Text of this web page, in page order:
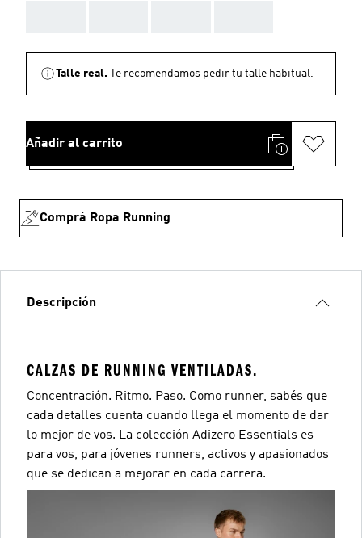
Talle real. Te recomendamos pedir tu talle habitual.
Añadir al carrito
Comprá Ropa Running
Descripción
CALZAS DE RUNNING VENTILADAS.
Concentración. Ritmo. Paso. Como runner, sabés que
cada detalles cuenta cuando llega el momento de dar
lo mejor de vos. La colección Adizero Essentials es
para vos, para jóvenes runners, activos y apasionados
que se dedican a mejorar en cada carrera.